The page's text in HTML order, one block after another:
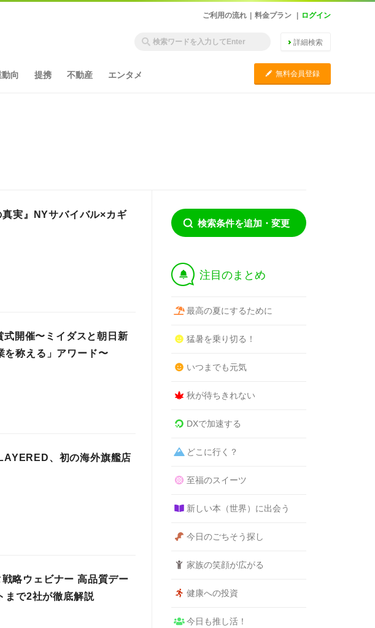
ご利用の流れ 料金プラン ログイン
詳細検索
向 提携 不動産 エンタメ C 無料会員登録
真実』NYサバイバル×カギ
開催〜ミイダスと朝日新
を称える」アワード〜
、初の海外旗艦店
略ウェビナー 高品質デー
まで2社が徹底解説
検索条件を追加・変更
† 注目のまとめ
最高の夏にするために
猛暑を乗り切る！
いつまでも元気
秋が待ちきれない
DXで加速する
どこに行く？
至福のスイーツ
新しい本（世界）に出会う
今日のごちそう探し
家族の笑顔が広がる
健康への投資
今日も推し活！